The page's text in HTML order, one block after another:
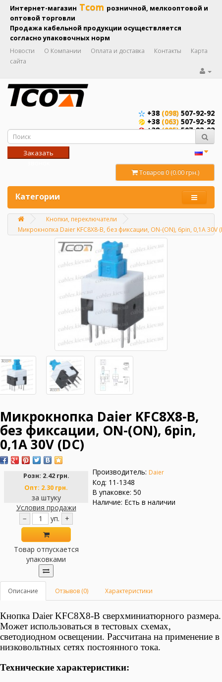
Интернет-магазин Tcom розничной, мелкооптовой и
оптовой торговли
Продажа кабельной продукции осуществляется
согласно упаковочных норм
Новости О Компании Оплата и доставка Контакты
Карта
сайта
+38 (098) 507-92-92
+38 (063) 507-92-92
+38(095)507-92-92
Заказать
Товаров 0 (0.00 грн.)
Категории
Кнопки, переключатели
Микрокнопка Daier KFC8X8-B, без фиксации, ON-(ON), 6pin, 0,1A 30V
Микрокнопка Daier KFC8X8-B,
без фиксации, ON-(ON), 6pin,
0,1A 30V (DC)
Розн: 2.42 грн.
Опт: 2.30 грн.
за штуку
Условия продажи
−
уп. +
Товар отпускается
упаковками
Производитель: Daier
Код: 11-1348
В упаковке: 50
Наличие: Есть в наличии
Описание Отзывов (0) Характеристики
Кнопка Daier KFC8X8-B сверхминиатюрного размера.
Может использоваться в тестовых схемах,
светодиодном освещении. Рассчитана на применение в
низковольтных сетях постоянного тока.
Технические характеристики: